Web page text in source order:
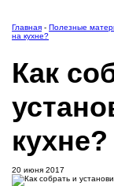
Главная - Полезные
на кухне?
Как
кухне?
20 июня 2017